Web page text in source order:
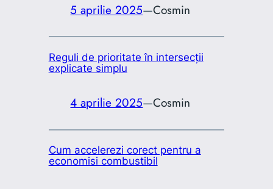
5 aprilie 2025—Cosmin
Reguli de prioritate în intersecții
explicate simplu
4 aprilie 2025—Cosmin
Cum accelerezi corect pentru a
economisi combustibil